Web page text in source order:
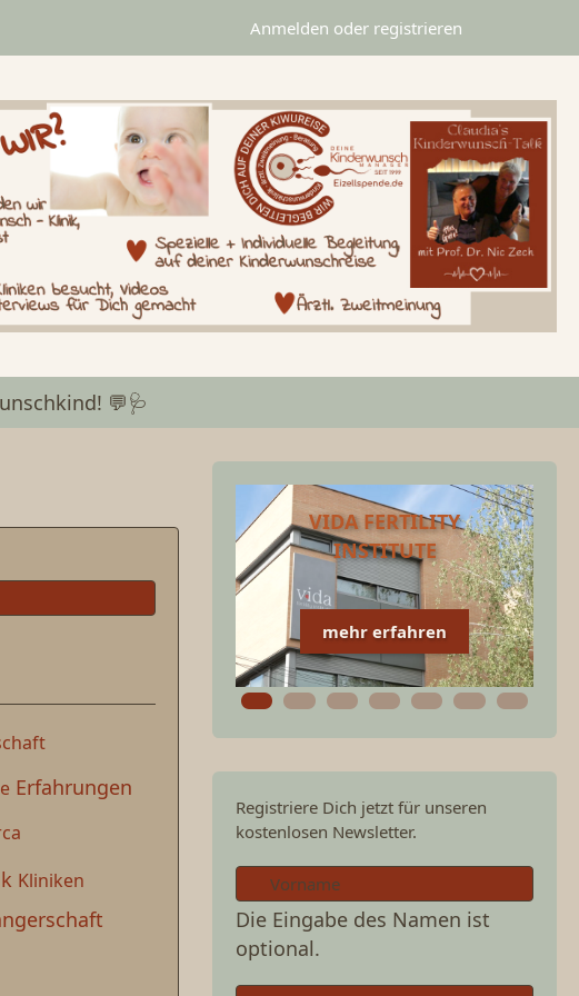
Anmelden oder registrieren
💬🩺
Erfahrungen
Kliniken
VIDA FERTILITY
INSTITUTE
mehr erfahren
Registriere Dich jetzt für unseren
kostenlosen Newsletter.
Die Eingabe des Namen ist
optional.